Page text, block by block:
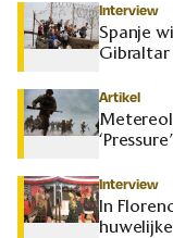
Interview
Spanje
Artikel
‘Pressure’
Interview
In